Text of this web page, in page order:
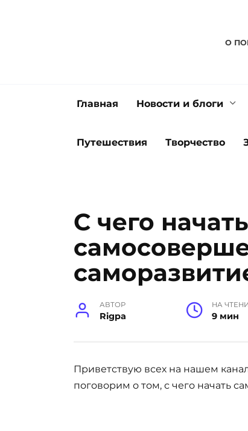
О
Главная Новости и блоги
Путешествия Творчество
С чего начать
АВТОР
Rigpa
НА
9 мин
Приветствую всех на нашем
поговорим о том, с чего начать